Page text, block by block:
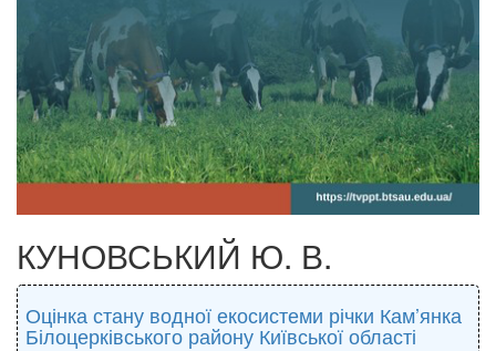
КУНОВСЬКИЙ Ю. В.
Оцінка стану водної екосистеми річки Кам’янка
Білоцерківського району Київської області